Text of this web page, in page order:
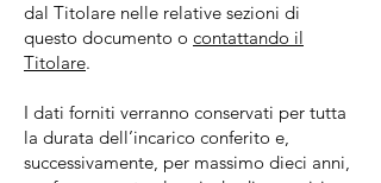
dal Titolare nelle relative sezioni di
questo documento o contattando il
Titolare.
I dati forniti verranno conservati per tutta
la durata dell’incarico conferito e,
successivamente, per massimo dieci anni,